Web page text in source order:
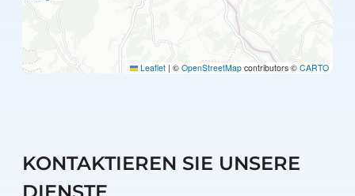
Leaflet | © OpenStreetMap contributors © CARTO
KONTAKTIEREN SIE UNSERE